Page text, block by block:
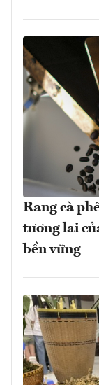
Rang cà
tương lai
bền vững